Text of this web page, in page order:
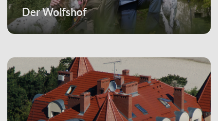
Der Wolfshof